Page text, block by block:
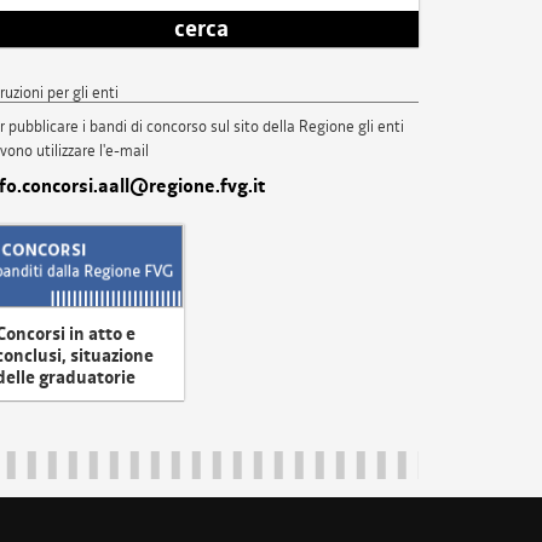
cerca
per gli enti
pubblicare i bandi di concorso sul sito della Regione gli enti
utilizzare l'e-mail
in atto e
situazione
graduatorie